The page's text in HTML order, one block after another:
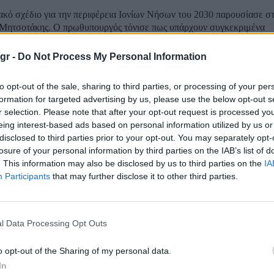
- Do Not Process My Personal Information
opt-out of the sale, sharing to third parties, or processing of your
for targeted advertising by us, please use the below opt-out
selection. Please note that after your opt-out request is processed
interest-based ads based on personal information utilized by us
to third parties prior to your opt-out. You may separately
of your personal information by third parties on the IAB’s list of
This information may also be disclosed by us to third parties on the
Participants that may further disclose it to other third parties.
Data Processing Opt Outs
opt-out of the Sharing of my personal data.
σχέδιο για την περιφέρεια Ιονίων Νήσων του 2030 παρουσίασε
Ο πρωθυπουργός τόνισε πως υπάρχουν συγκεκριμένα
εξασφάλισε χρηματοδοτικά εργαλεία όπως
1.161 αιτήσεις, μέσα σε 10 μέρες για τον
ΜμΕ»
είναι τα μηνύματα για την συμμετοχή των επιχειρήσεων στην
ΜμΕ». Όπως αναφέρει σε ανάρτησή του στα μέσα
υφυπουργός Ανάπτυξης και Επενδύσεων Γιάννης Τσακίρης: «Εδώ και
δράσεις του νέου ΕΣΠΑ 2021-2027 για μικρομεσαίες
επόμενο δίμηνο συνολικού προϋπολογισμού 1 δισεκατομμυρίου